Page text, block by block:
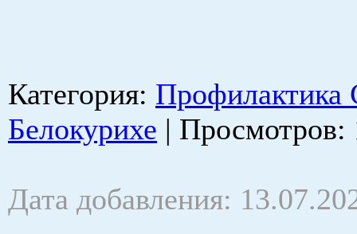
Категория: Профилактика
Белокурихе | Просмотров:
Дата добавления: